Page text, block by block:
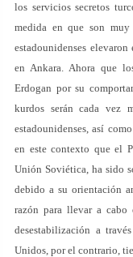
los servicios secretos
medida en que son muy
estadounidenses
en Ankara. Ahora que
Erdogan por su
kurdos serán cada vez
estadounidenses, así
en este contexto que el
Unión Soviética, ha sido
debido a su orientación
razón para llevar a cabo
desestabilización a
Unidos, por el contrario,